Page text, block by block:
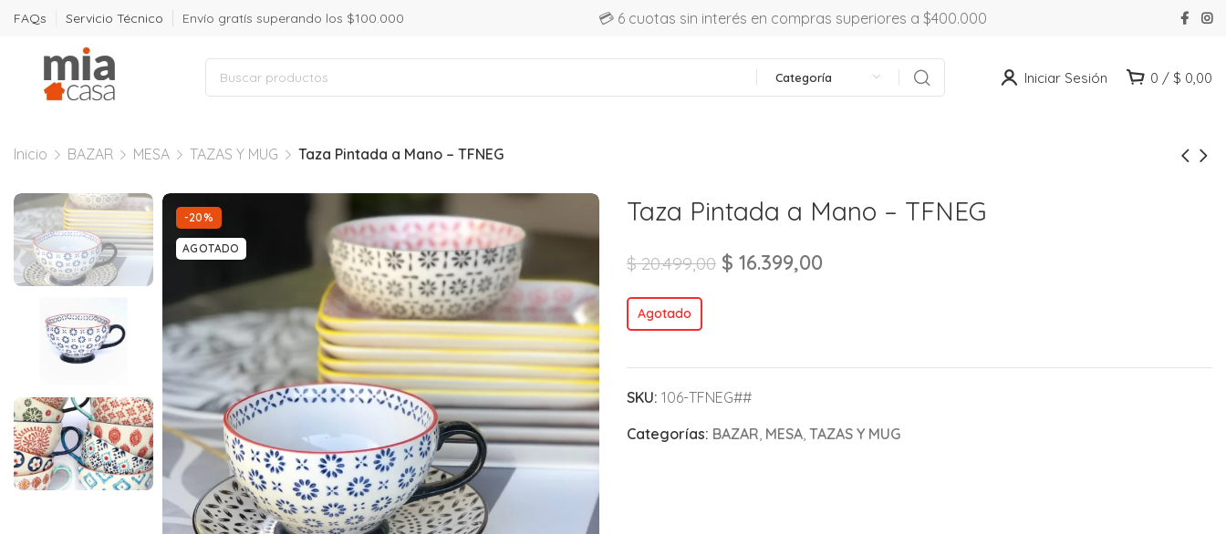
FAQs Servicio Técnico Envío gratís superando los $100.000 💳 6 cuotas sin interés en compras superiores a $400.000
Categoría Iniciar Sesión 0 / $ 0,00
Inicio BAZAR MESA TAZAS Y MUG Taza Pintada a Mano – TFNEG
-20%
AGOTADO
Taza Pintada a Mano – TFNEG
$20.499,00 $ 16.399,00
Agotado
SKU: 106-TFNEG##
Categorías: BAZAR MESA TAZAS Y MUG